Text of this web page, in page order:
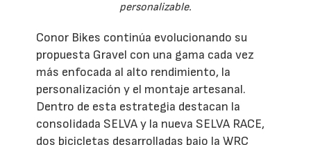
personalizable.
Conor Bikes continúa evolucionando su
propuesta Gravel con una gama cada vez
más enfocada al alto rendimiento, la
personalización y el montaje artesanal.
Dentro de esta estrategia destacan la
consolidada SELVA y la nueva SELVA RACE,
dos bicicletas desarrolladas bajo la WRC